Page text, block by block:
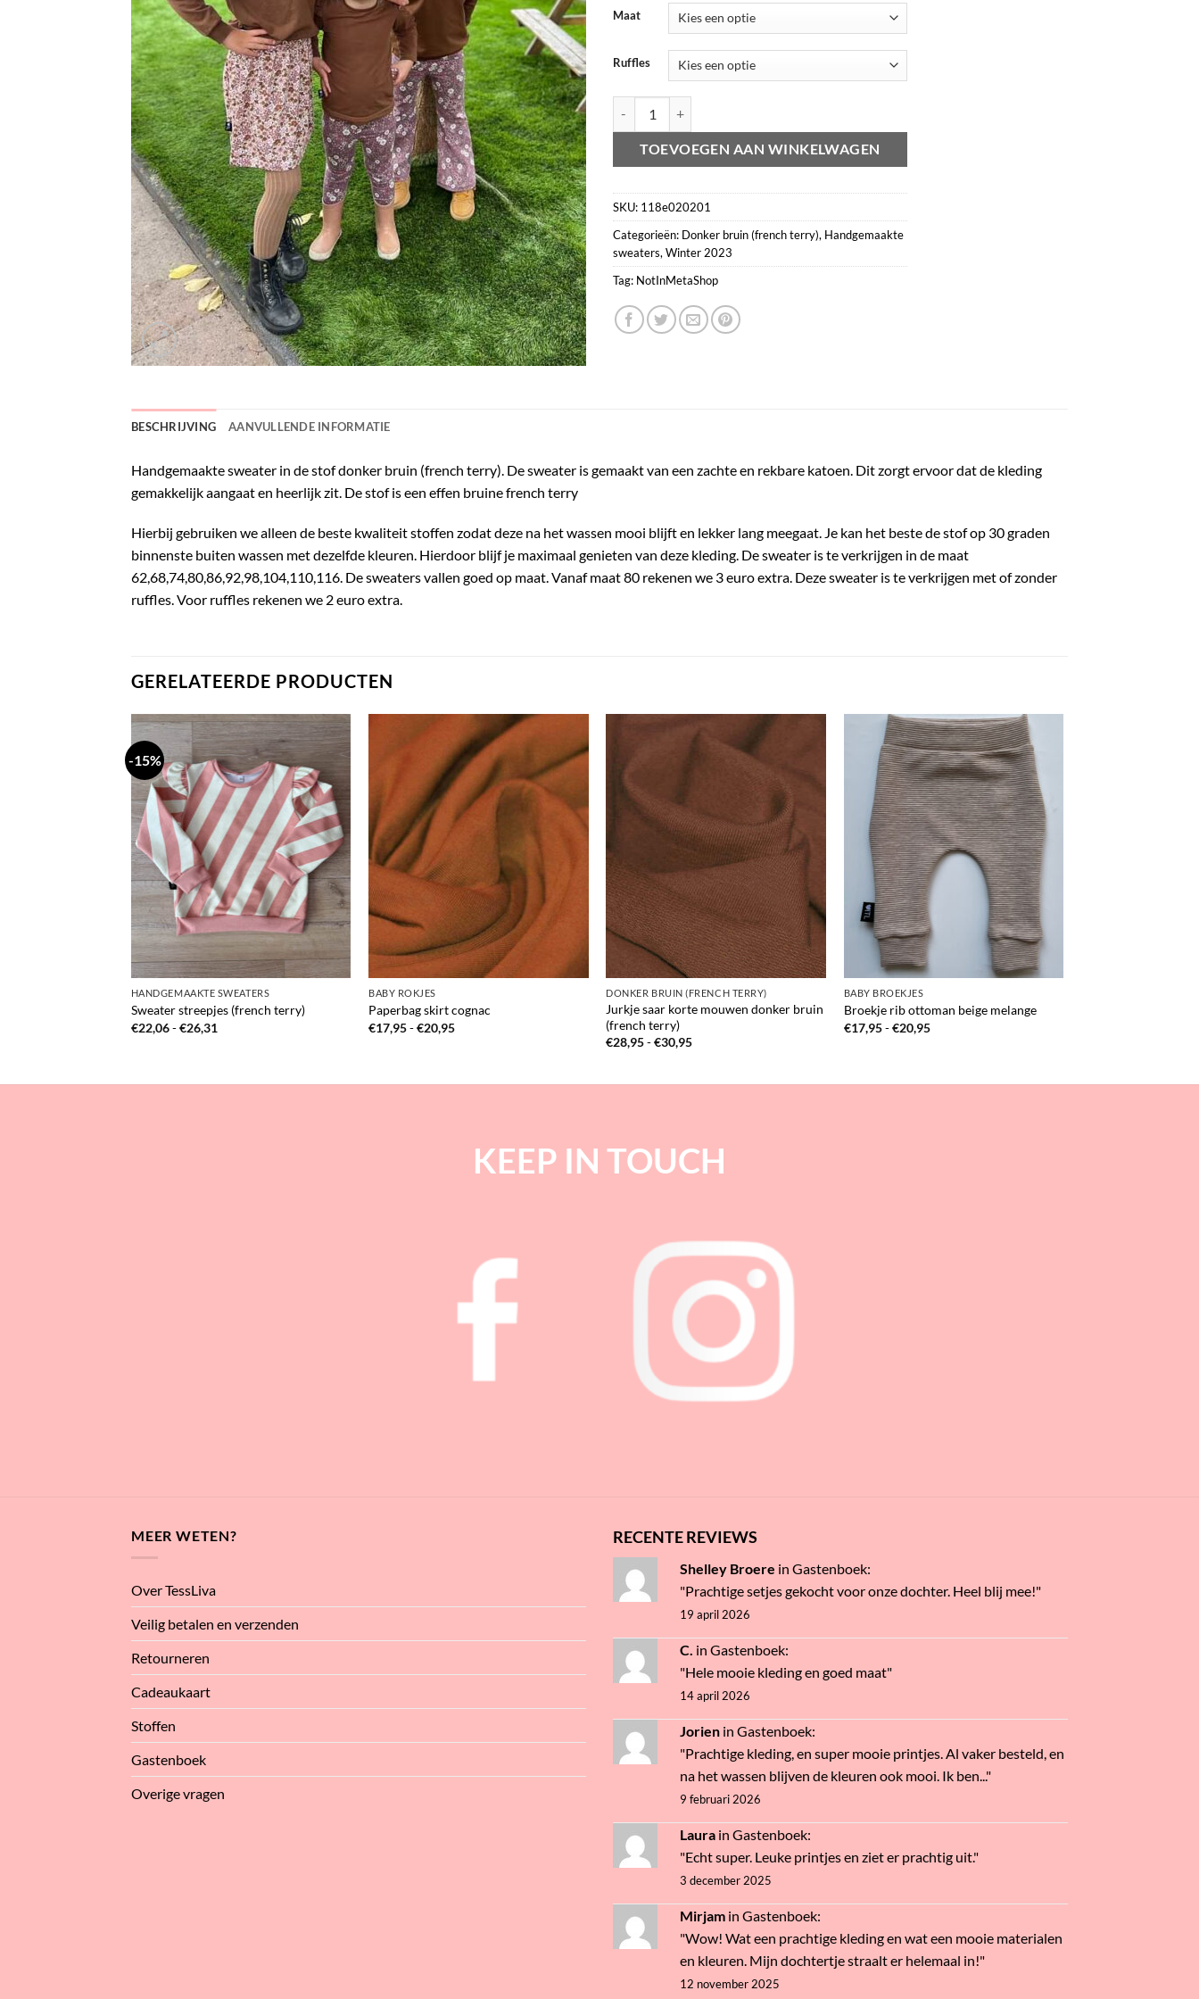
Maat
Ruffles
TOEVOEGEN AAN WINKELWAGEN
SKU: 118e020201
Categorieën: Donker bruin (french terry), Handgemaakte
sweaters, Winter 2023
Tag: NotInMetaShop
BESCHRIJVING AANVULLENDE INFORMATIE
Handgemaakte sweater in de stof donker bruin (french terry). De sweater is gemaakt van een zachte en rekbare katoen. Dit zorgt ervoor dat de kleding
gemakkelijk aangaat en heerlijk zit. De stof is een effen bruine french terry
Hierbij gebruiken we alleen de beste kwaliteit stoffen zodat deze na het wassen mooi blijft en lekker lang meegaat. Je kan het beste de stof op 30 graden
binnenste buiten wassen met dezelfde kleuren. Hierdoor blijf je maximaal genieten van deze kleding. De sweater is te verkrijgen in de maat
62,68,74,80,86,92,98,104,110,116. De sweaters vallen goed op maat. Vanaf maat 80 rekenen we 3 euro extra. Deze sweater is te verkrijgen met of zonder
ruffles. Voor ruffles rekenen we 2 euro extra.
GERELATEERDE PRODUCTEN
-15%
HANDGEMAAKTE SWEATERS
Sweater streepjes (french terry)
€22,06-€26,31
BABY ROKJES
Paperbag skirt cognac
€17,95-€20,95Prijsklasse:
DONKER BRUIN (FRENCH TERRY)
Jurkje saar korte mouwen donker bruin
(french terry)
€28,95-€30,95Prijsklasse:
BABY BROEKJES
Broekje rib ottoman beige melange
€17,95 - €20,95Prijsklasse:
KEEP IN TOUCH
MEER WETEN?
Over TessLiva
Veilig betalen en verzenden
Retourneren
Cadeaukaart
Stoffen
Gastenboek
Overige vragen
RECENTE REVIEWS
Shelley Broere in Gastenboek:
"Prachtige setjes gekocht voor onze dochter. Heel blij mee!"
19 april 2026
C. in Gastenboek:
"Hele mooie kleding en goed maat"
14 april 2026
Jorien in Gastenboek:
"Prachtige kleding, en super mooie printjes. Al vaker besteld, en
na het wassen blijven de kleuren ook mooi. Ik ben..."
9 februari 2026
Laura in Gastenboek:
"Echt super. Leuke printjes en ziet er prachtig uit."
3 december 2025
Mirjam in Gastenboek:
"Wow! Wat een prachtige kleding en wat een mooie materialen
en kleuren. Mijn dochtertje straalt er helemaal in!"
12 november 2025